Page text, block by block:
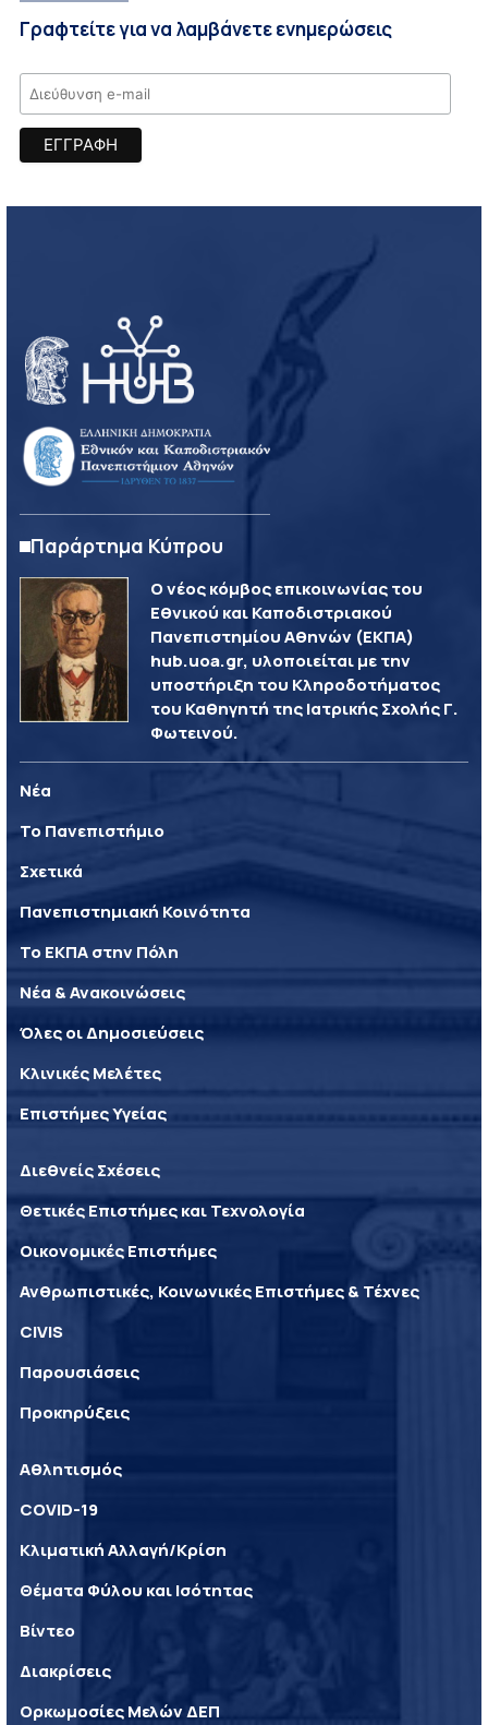
Γραφτείτε για να λαμβάνετε ενημερώσεις
Παράρτημα Κύπρου
Ο νέος κόμβος επικοινωνίας του
Εθνικού και Καποδιστριακού
Πανεπιστημίου Αθηνών (ΕΚΠΑ)
hub.uoa.gr, υλοποιείται με την
υποστήριξη του Κληροδοτήματος
του Καθηγητή της Ιατρικής Σχολής Γ.
Φωτεινού.
Νέα
Το Πανεπιστήμιο
Σχετικά
Πανεπιστημιακή Κοινότητα
Το ΕΚΠΑ στην Πόλη
Νέα & Ανακοινώσεις
Όλες οι Δημοσιεύσεις
Κλινικές Μελέτες
Επιστήμες Υγείας
Διεθνείς Σχέσεις
Θετικές Επιστήμες και Τεχνολογία
Οικονομικές Επιστήμες
Ανθρωπιστικές, Κοινωνικές Επιστήμες & Τέχνες
CIVIS
Παρουσιάσεις
Προκηρύξεις
Αθλητισμός
COVID-19
Κλιματική Αλλαγή/Κρίση
Θέματα Φύλου και Ισότητας
Βίντεο
Διακρίσεις
Ορκωμοσίες Μελών ΔΕΠ